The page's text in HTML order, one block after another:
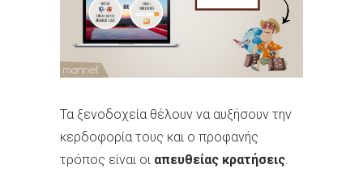
Τα ξενοδοχεία θέλουν να αυξήσουν την
κερδοφορία τους και ο προφανής
τρόπος είναι οι απευθείας κρατήσεις